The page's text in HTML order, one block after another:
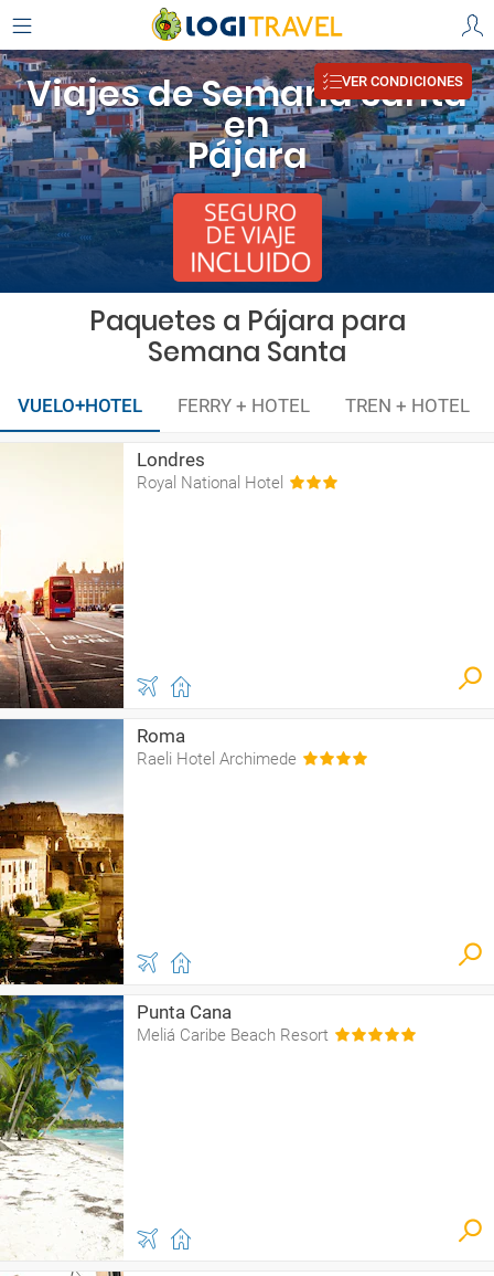
Viajes de Semana Santa
en
Pájara
VER CONDICIONES
Paquetes a Pájara para
Semana Santa
VUELO+HOTEL FERRY + HOTEL TREN + HOTEL
Londres
Royal National Hotel
Roma
Raeli Hotel Archimede
Punta Cana
Meliá Caribe Beach Resort